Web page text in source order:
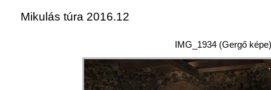
Mikulás túra 2016.12
IMG_1934 (Gergő képe)